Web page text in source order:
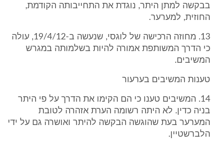
בבקשה למתן היתר, נוגדת את התחייבותה הקודמת,
החוזית, למערער.
13. מחוזה הרכישה של לוגסי, שנעשה ב-19/4/12, עולה
כי הדרך המשותפת אמורה להיות בשלמותה במגרש
המשיבים.
טענות המשיבים בערעור
14. המשיבים טענו כי הם הקימו את הדרך על פי היתר
בניה כדין. לא היתה רשומה הערת אזהרה לטובת
המערער בעת שהוגשה הבקשה להיתר ואושרה גם על ידי
הלברשטיין.